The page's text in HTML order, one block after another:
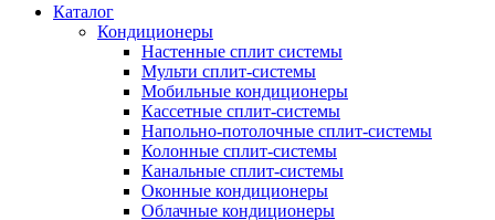
Каталог
Кондиционеры
Настенные сплит системы
Мульти сплит-системы
Мобильные кондиционеры
Кассетные сплит-системы
Напольно-потолочные сплит-системы
Колонные сплит-системы
Канальные сплит-системы
Оконные кондиционеры
Облачные кондиционеры